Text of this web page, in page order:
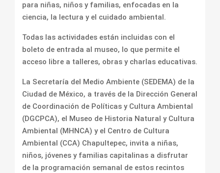
para niñas, niños y familias, enfocadas en la
ciencia, la lectura y el cuidado ambiental.
Todas las actividades están incluidas con el
boleto de entrada al museo, lo que permite el
acceso libre a talleres, obras y charlas educativas.
La Secretaría del Medio Ambiente (SEDEMA) de la
Ciudad de México, a través de la Dirección General
de Coordinación de Políticas y Cultura Ambiental
(DGCPCA), el Museo de Historia Natural y Cultura
Ambiental (MHNCA) y el Centro de Cultura
Ambiental (CCA) Chapultepec, invita a niñas,
niños, jóvenes y familias capitalinas a disfrutar
de la programación semanal de estos recintos